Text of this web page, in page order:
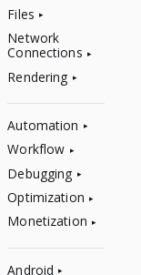
Files
Network
Connections
Rendering
Automation
Workflow
Debugging
Optimization
Monetization
Android